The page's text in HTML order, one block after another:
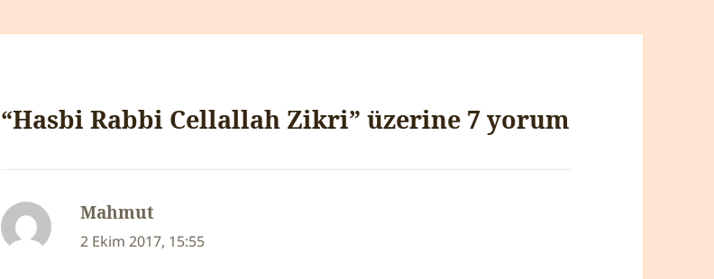
“Hasbi Rabbi Cellallah Zikri” üzerine 7 yorum
Mahmut
ki:
2 Ekim 2017, 15:55